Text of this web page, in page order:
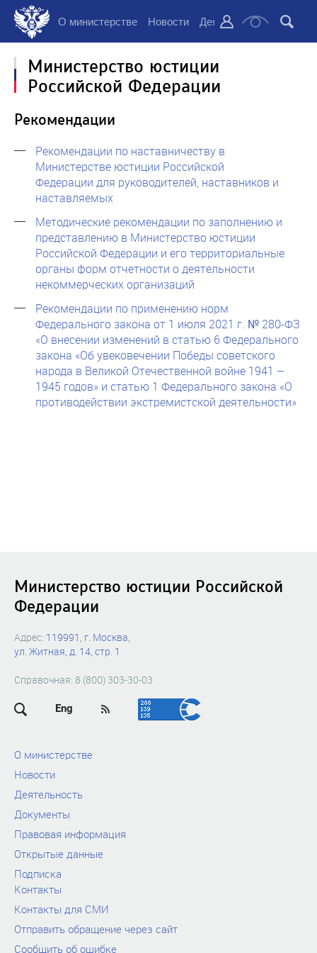
О министерстве Новости Деятельность
Министерство юстиции
Российской Федерации
Рекомендации
Рекомендации по наставничеству в
Министерстве юстиции Российской
Федерации для руководителей, наставников и
наставляемых
Методические рекомендации по заполнению и
представлению в Министерство юстиции
Российской Федерации и его территориальные
органы форм отчетности о деятельности
некоммерческих организаций
Рекомендации по применению норм
Федерального закона от 1 июля 2021 г. № 280-ФЗ
«О внесении изменений в статью 6 Федерального
закона «Об увековечении Победы советского
народа в Великой Отечественной войне 1941 –
1945 годов» и статью 1 Федерального закона «О
противодействии экстремистской деятельности»
Министерство юстиции Российской
Федерации
Адрес: 119991, г. Москва,
ул. Житная, д. 14, стр. 1
Справочная: 8 (800) 303-30-03
Eng
О министерстве
Новости
Деятельность
Документы
Правовая информация
Открытые данные
Подписка
Контакты
Контакты для СМИ
Отправить обращение через сайт
Сообщить об ошибке